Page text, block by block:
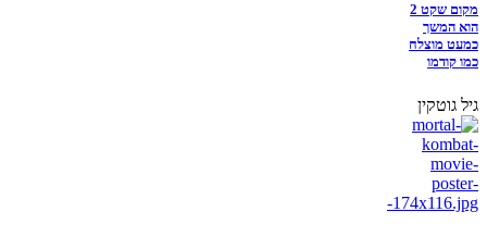
מקום שקט 2
הוא המשך
כמעט מוצלח
כמו קודמו
גיל גוטקין